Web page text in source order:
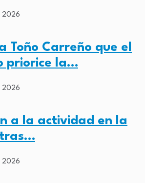
2026
Toño Carreño que el
priorice la…
2026
a la actividad en la
tras…
2026